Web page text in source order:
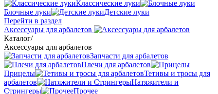
Классические луки
Блочные луки
Детские луки
Перейти в раздел
Аксессуары для арбалетов
Каталог/
Аксессуары для арбалетов
Запчасти для арбалетов
Плечи для арбалетов
Прицелы
Тетивы и тросы для
арбалетов
Натяжители и
Стрингеры
Прочее